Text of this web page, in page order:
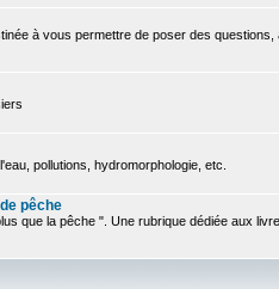
à vous permettre de poser des
pollutions, hydromorphologie, etc.
pêche
que la pêche ". Une rubrique dédiée aux